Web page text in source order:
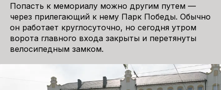
Попасть к мемориалу можно другим путем —
через прилегающий к нему Парк Победы. Обычно
он работает круглосуточно, но сегодня утром
ворота главного входа закрыты и перетянуты
велосипедным замком.